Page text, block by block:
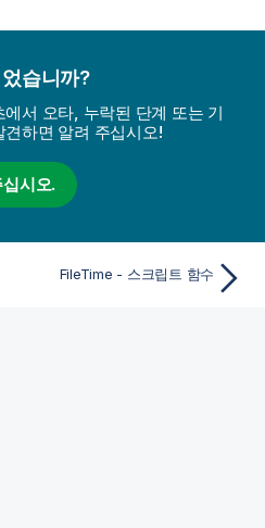
습니까?
서 오타, 누락된 단계 또는 기
하면 알려 주십시오!
시오.
FileTime - 스크립트 함수